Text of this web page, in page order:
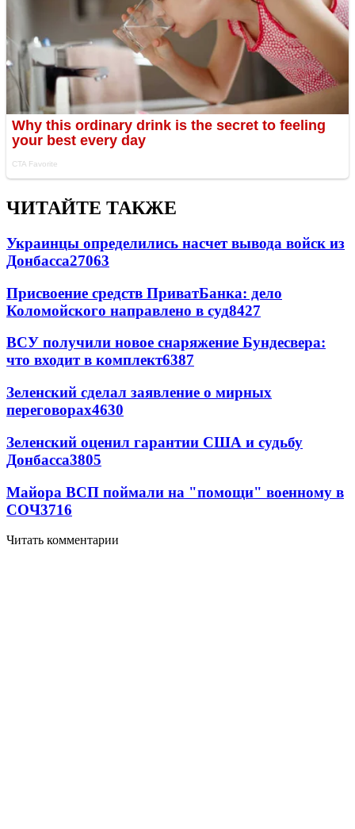
ЧИТАЙТЕ ТАКЖЕ
Украинцы определились насчет вывода войск из
Донбасса27063
Присвоение средств ПриватБанка: дело
Коломойского направлено в суд8427
ВСУ получили новое снаряжение Бундесвера:
что входит в комплект6387
Зеленский сделал заявление о мирных
переговорах4630
Зеленский оценил гарантии США и судьбу
Донбасса3805
Майора ВСП поймали на "помощи" военному в
СОЧ3716
Читать комментарии